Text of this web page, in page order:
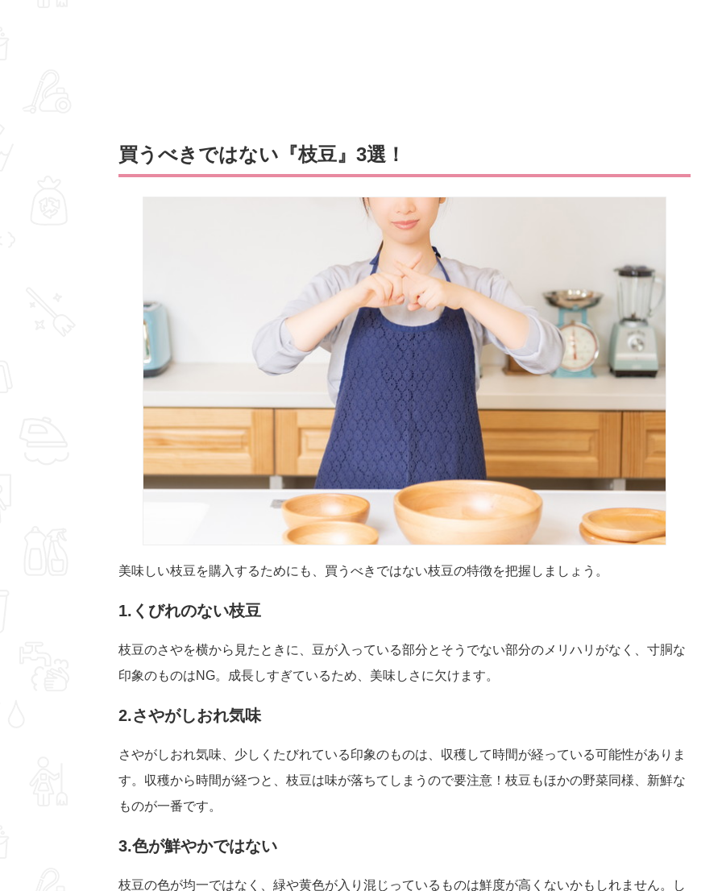
買うべきではない『枝豆』3選！
美味しい枝豆を購入するためにも、買うべきではない枝豆の特徴を把握しましょう。
1.くびれのない枝豆
枝豆のさやを横から見たときに、豆が入っている部分とそうでない部分のメリハリがなく、寸胴な
印象のものはNG。成長しすぎているため、美味しさに欠けます。
2.さやがしおれ気味
さやがしおれ気味、少しくたびれている印象のものは、収穫して時間が経っている可能性がありま
す。収穫から時間が経つと、枝豆は味が落ちてしまうので要注意！枝豆もほかの野菜同様、新鮮な
ものが一番です。
3.色が鮮やかではない
枝豆の色が均一ではなく、緑や黄色が入り混じっているものは鮮度が高くないかもしれません。し